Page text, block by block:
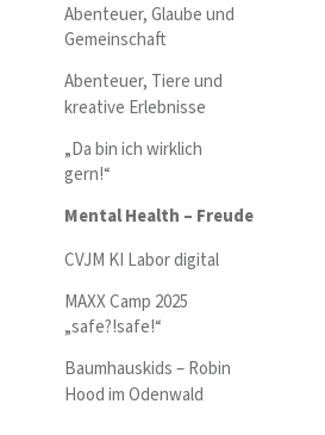
Abenteuer, Glaube und
Gemeinschaft
Abenteuer, Tiere und
kreative Erlebnisse
„Da bin ich wirklich
gern!“
Mental Health – Freude
CVJM KI Labor digital
MAXX Camp 2025
„safe?!safe!“
Baumhauskids – Robin
Hood im Odenwald